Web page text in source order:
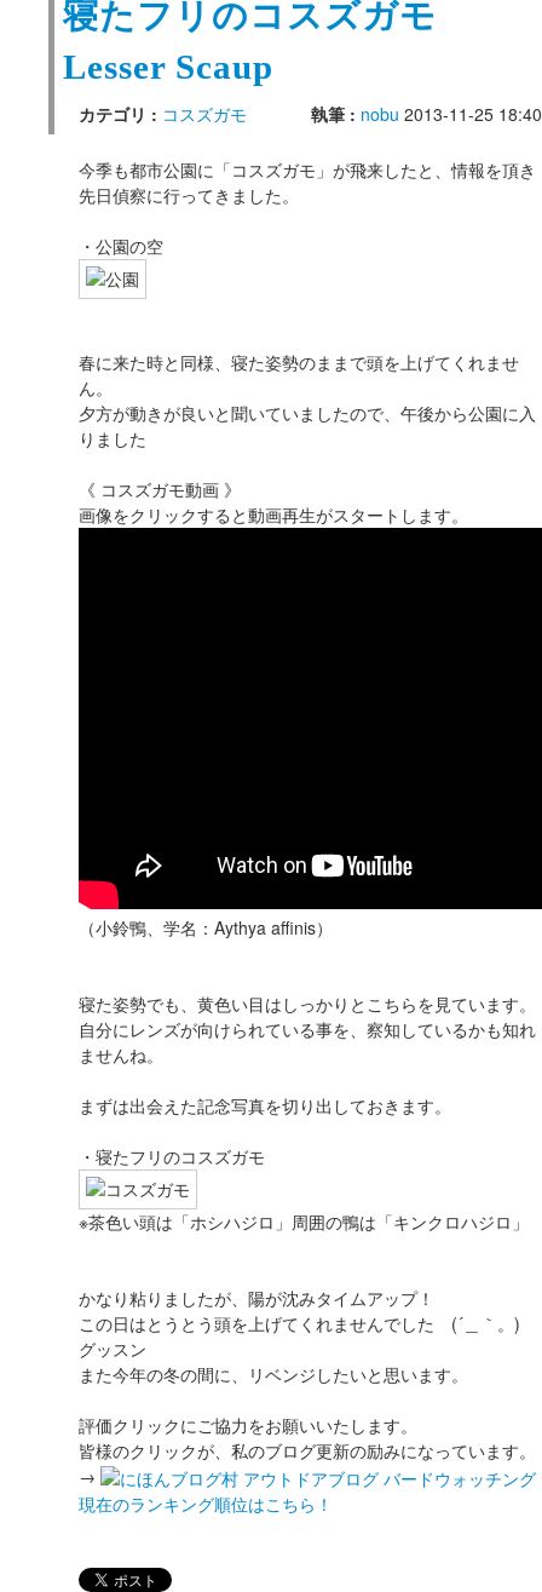
寝たフリのコスズガモ
Lesser Scaup
カテゴリ : コスズガモ 執筆 : nobu 2013-11-25 18:40
今季も都市公園に「コスズガモ」が飛来したと、情報を頂き
先日偵察に行ってきました。
・公園の空
春に来た時と同様、寝た姿勢のままで頭を上げてくれませ
ん。
夕方が動きが良いと聞いていましたので、午後から公園に入
りました
《 コスズガモ動画 》
画像をクリックすると動画再生がスタートします。
（小鈴鴨、学名：Aythya affinis）
寝た姿勢でも、黄色い目はしっかりとこちらを見ています。
自分にレンズが向けられている事を、察知しているかも知れ
ませんね。
まずは出会えた記念写真を切り出しておきます。
・寝たフリのコスズガモ
※茶色い頭は「ホシハジロ」周囲の鴨は「キンクロハジロ」
かなり粘りましたが、陽が沈みタイムアップ！
この日はとうとう頭を上げてくれませんでした (´＿｀。)
グッスン
また今年の冬の間に、リベンジしたいと思います。
評価クリックにご協力をお願いいたします。
皆様のクリックが、私のブログ更新の励みになっています。
→
現在のランキング順位はこちら！